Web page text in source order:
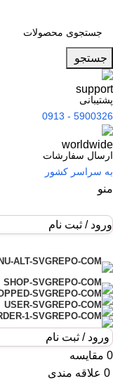
جستجو
پشتیبانی
5900326 - 0913
ارسال سفارشات
به سراسر کشور
منو
ورود / ثبت نام
ورود / ثبت نام
0 مقایسه
0 علاقه مندی